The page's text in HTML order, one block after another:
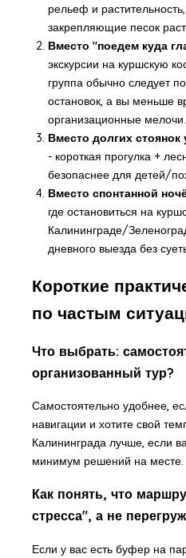
рельеф и
закрепляющие песок
Вместо "поедем куда
экскурсии на куршскую
группа обычно следует
остановок, а вы меньше
организационные мелочи.
Вместо долгих
- короткая прогулка +
безопаснее для детей/
Вместо спонтанной
где остановиться на
Калининграде/
дневного выезда без
Короткие
по частым
Что выбрать:
организованный тур?
Самостоятельно удобнее,
навигации и хотите свой
Калининграда лучше, если
минимум решений на месте.
Как понять, что
стресса", а не
Если у вас есть буфер на